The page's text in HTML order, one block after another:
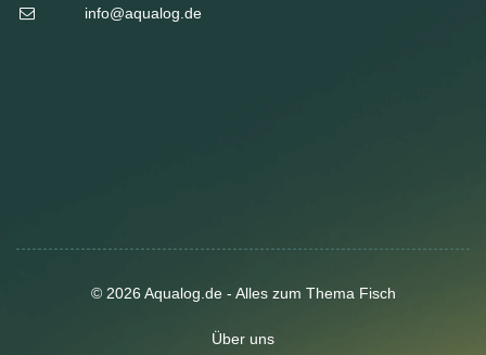
info@aqualog.de
© 2026 Aqualog.de - Alles zum Thema Fisch
Über uns